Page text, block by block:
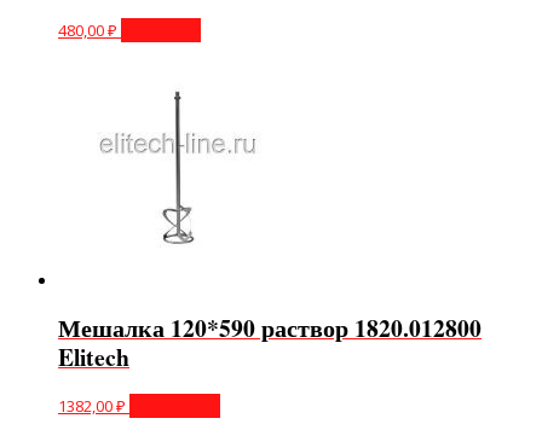
480,00₽
Мешалка 120*590 раствор 1820.012800
Elitech
1382,00₽